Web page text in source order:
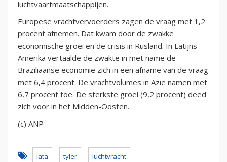
luchtvaartmaatschappijen.
Europese vrachtvervoerders zagen de vraag met 1,2
procent afnemen. Dat kwam door de zwakke
economische groei en de crisis in Rusland. In Latijns-
Amerika vertaalde de zwakte in met name de
Braziliaanse economie zich in een afname van de vraag
met 6,4 procent. De vrachtvolumes in Azië namen met
6,7 procent toe. De sterkste groei (9,2 procent) deed
zich voor in het Midden-Oosten.
(c) ANP
iata tyler luchtvracht